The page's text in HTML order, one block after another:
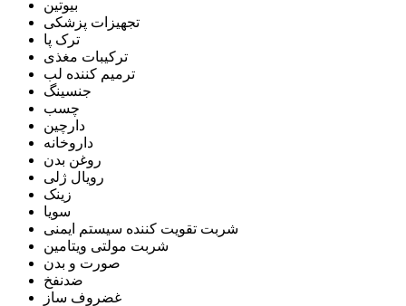
بیوتین
تجهیزات پزشکی
ترک پا
ترکیبات مغذی
ترمیم کننده لب
جنسینگ
چسب
دارچین
داروخانه
روغن بدن
رویال ژلی
زینک
سویا
شربت تقویت کننده سیستم ایمنی
شربت مولتی ویتامین
صورت و بدن
ضدنفخ
غضروف ساز